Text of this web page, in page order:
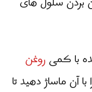
با کمیروغن
آن ماساژ دهید تا